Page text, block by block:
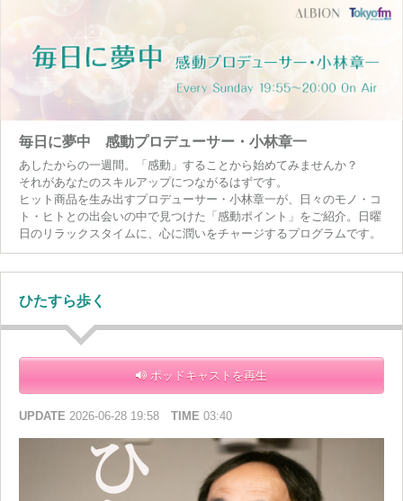
毎日に夢中 感動プロデューサー・小林章一
あしたからの一週間。「感動」することから始めてみませんか？
それがあなたのスキルアップにつながるはずです。
ヒット商品を生み出すプロデューサー・小林章一が、日々のモノ・コ
ト・ヒトとの出会いの中で見つけた「感動ポイント」をご紹介。日曜
日のリラックスタイムに、心に潤いをチャージするプログラムです。
ひたすら歩く
ポッドキャストを再生
UPDATE 2026-06-28 19:58 TIME 03:40